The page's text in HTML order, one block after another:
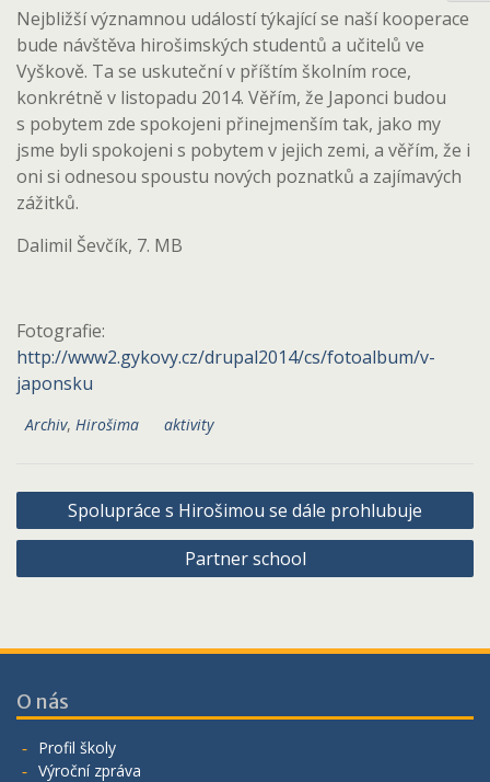
Nejbližší významnou událostí týkající se naší kooperace
bude návštěva hirošimských studentů a učitelů ve
Vyškově. Ta se uskuteční v příštím školním roce,
konkrétně v listopadu 2014. Věřím, že Japonci budou
s pobytem zde spokojeni přinejmenším tak, jako my
jsme byli spokojeni s pobytem v jejich zemi, a věřím, že i
oni si odnesou spoustu nových poznatků a zajímavých
zážitků.
Dalimil Ševčík, 7. MB
Fotografie:
http://www2.gykovy.cz/drupal2014/cs/fotoalbum/v-
japonsku
Archiv, Hirošima aktivity
Navigace
pro
Spolupráce s Hirošimou se dále prohlubuje
Partner school
O nás
Profil školy
Výroční zpráva